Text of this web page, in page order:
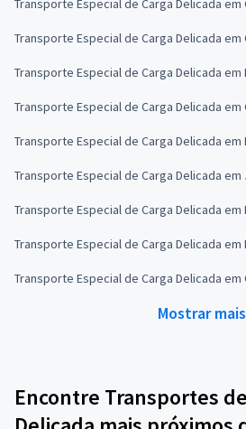
Transporte Especial de Carga Delicada em
Transporte Especial de Carga Delicada em
Transporte Especial de Carga Delicada em
Transporte Especial de Carga Delicada em
Transporte Especial de Carga Delicada
Transporte Especial de Carga Delicada em
Transporte Especial de Carga Delicada em
Transporte Especial de Carga Delicada em
Transporte Especial de Carga Delicada em
Mostrar mais
Encontre Transportes